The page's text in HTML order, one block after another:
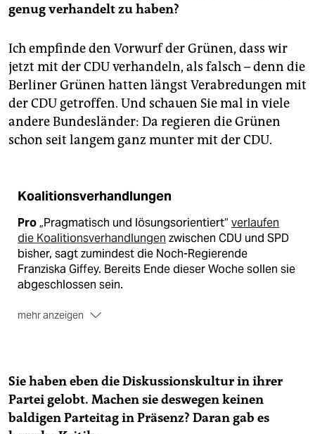
genug verhandelt zu haben?
Ich empfinde den Vorwurf der Grünen, dass wir
jetzt mit der CDU verhandeln, als falsch – denn die
Berliner Grünen hatten längst Verabredungen mit
der CDU getroffen. Und schauen Sie mal in viele
andere Bundesländer: Da regieren die Grünen
schon seit langem ganz munter mit der CDU.
Koalitionsverhandlungen
Pro„Pragmatisch und lösungsorientiert“ verlaufen
die Koalitionsverhandlungen zwischen CDU und SPD
bisher, sagt zumindest die Noch-Regierende
Franziska Giffey. Bereits Ende dieser Woche sollen sie
abgeschlossen sein.
mehr anzeigen
Kreisverbände haben sich dagegen ausgesprochen.
(taz)
Sie haben eben die Diskussionskultur in ihrer
Partei gelobt. Machen sie deswegen keinen
baldigen Parteitag in Präsenz? Daran gab es